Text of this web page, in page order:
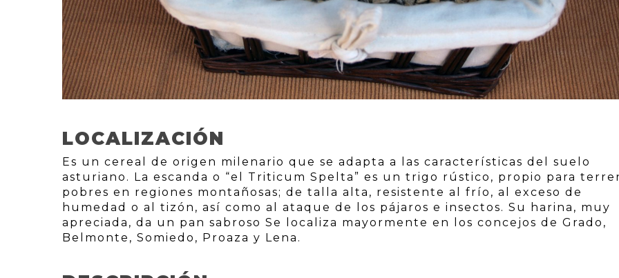
LOCALIZACIÓN
Es un cereal de origen milenario que se adapta a las características del suelo
asturiano. La escanda o “el Triticum Spelta” es un trigo rústico, propio para
pobres en regiones montañosas; de talla alta, resistente al frío, al exceso de
humedad o al tizón, así como al ataque de los pájaros e insectos. Su harina, muy
apreciada, da un pan sabroso Se localiza mayormente en los concejos de Grado,
Belmonte, Somiedo, Proaza y Lena.